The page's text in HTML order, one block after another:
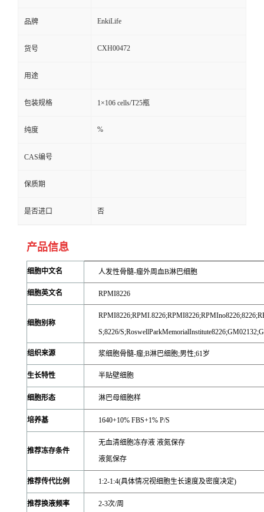
品牌 EnkiLife
货号 CXH00472
用途
包装规格 1×106 cells/T25瓶
纯度 %
CAS编号
保质期
是否进口 否
产品信息
细胞中文名 人发性骨髓-瘤外周血B淋巴细胞
细胞英文名 RPMI8226
细胞别称
S;8226/
组织来源 浆细胞骨髓-瘤;B淋巴细胞;男性;61岁
生长特性 半贴壁细胞
细胞形态 淋巴母细胞样
培养基 1640+10% FBS+1% P/S
推荐冻存条件
无血清细胞冻存液 液氮保存
液氮保存
推荐传代比例 1:2-1:4(具体情况视细胞生长速度及密度决定)
推荐换液频率 2-3次/周